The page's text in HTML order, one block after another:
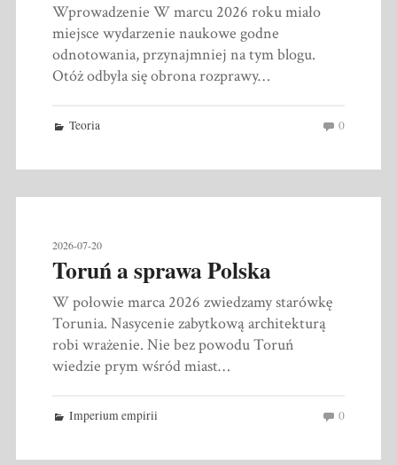
Wprowadzenie W marcu 2026 roku miało
miejsce wydarzenie naukowe godne
odnotowania, przynajmniej na tym blogu.
Otóż odbyła się obrona rozprawy…
Teoria 0
2026-07-20
Toruń a sprawa Polska
W połowie marca 2026 zwiedzamy starówkę
Torunia. Nasycenie zabytkową architekturą
robi wrażenie. Nie bez powodu Toruń
wiedzie prym wśród miast…
Imperium empirii 0